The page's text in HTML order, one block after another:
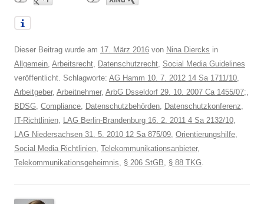
Dieser Beitrag wurde am 17. März 2016 von Nina Diercks in
Allgemein, Arbeitsrecht, Datenschutzrecht, Social Media Guidelines
veröffentlicht. Schlagworte: AG Hamm 10. 7. 2012 14 Sa 1711/10,
Arbeitgeber, Arbeitnehmer, ArbG Dsseldorf 29. 10. 2007 Ca 1455/07;,
BDSG, Compliance, Datenschutzbehörden, Datenschutzkonferenz,
IT-Richtlinien, LAG Berlin-Brandenburg 16. 2. 2011 4 Sa 2132/10,
LAG Niedersachsen 31. 5. 2010 12 Sa 875/09, Orientierungshilfe,
Social Media Richtlinien, Telekommunikationsanbieter,
Telekommunikationsgeheimnis, § 206 StGB, § 88 TKG.